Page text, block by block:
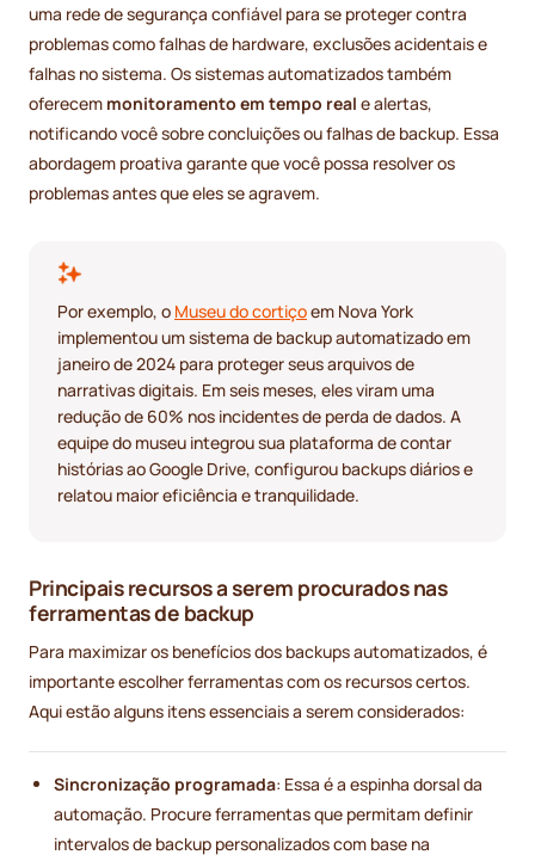
uma rede de segurança confiável para se proteger contra
problemas como falhas de hardware, exclusões acidentais e
falhas no sistema. Os sistemas automatizados também
oferecem monitoramento em tempo real e alertas,
notificando você sobre concluições ou falhas de backup. Essa
abordagem proativa garante que você possa resolver os
problemas antes que eles se agravem.
Por exemplo, o Museu do cortiçoem Nova York
implementou um sistema de backup automatizado em
janeiro de 2024 para proteger seus arquivos de
narrativas digitais. Em seis meses, eles viram uma
redução de 60% nos incidentes de perda de dados. A
equipe do museu integrou sua plataforma de contar
histórias ao Google Drive, configurou backups diários e
relatou maior eficiência e tranquilidade.
Principais recursos a serem procurados nas
ferramentas de backup
Para maximizar os benefícios dos backups automatizados, é
importante escolher ferramentas com os recursos certos.
Aqui estão alguns itens essenciais a serem considerados:
Sincronização programada: Essa é a espinha dorsal da
automação. Procure ferramentas que permitam definir
intervalos de backup personalizados com base na